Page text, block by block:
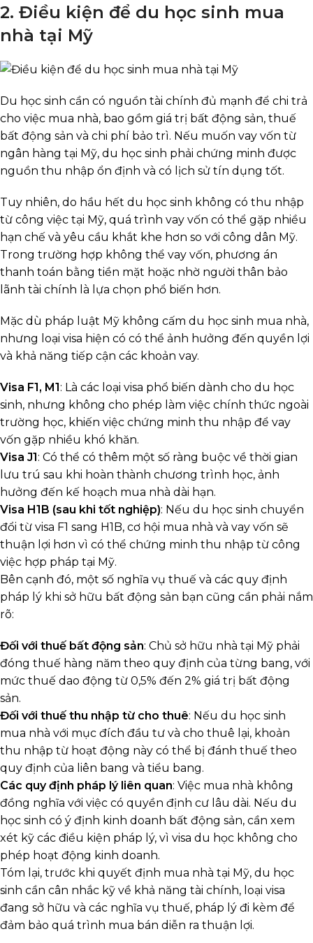
2. Điều kiện để du học sinh mua
nhà tại Mỹ
Du học sinh cần có nguồn tài chính đủ mạnh để chi trả
cho việc mua nhà, bao gồm giá trị bất động sản, thuế
bất động sản và chi phí bảo trì. Nếu muốn vay vốn từ
ngân hàng tại Mỹ, du học sinh phải chứng minh được
nguồn thu nhập ổn định và có lịch sử tín dụng tốt.
Tuy nhiên, do hầu hết du học sinh không có thu nhập
từ công việc tại Mỹ, quá trình vay vốn có thể gặp nhiều
hạn chế và yêu cầu khắt khe hơn so với công dân Mỹ.
Trong trường hợp không thể vay vốn, phương án
thanh toán bằng tiền mặt hoặc nhờ người thân bảo
lãnh tài chính là lựa chọn phổ biến hơn.
Mặc dù pháp luật Mỹ không cấm du học sinh mua nhà,
nhưng loại visa hiện có có thể ảnh hưởng đến quyền lợi
và khả năng tiếp cận các khoản vay.
Visa F1, M1: Là các loại visa phổ biến dành cho du học
sinh, nhưng không cho phép làm việc chính thức ngoài
trường học, khiến việc chứng minh thu nhập để vay
vốn gặp nhiều khó khăn.
Visa J1: Có thể có thêm một số ràng buộc về thời gian
lưu trú sau khi hoàn thành chương trình học, ảnh
hưởng đến kế hoạch mua nhà dài hạn.
Visa H1B (sau khi tốt nghiệp): Nếu du học sinh chuyển
đổi từ visa F1 sang H1B, cơ hội mua nhà và vay vốn sẽ
thuận lợi hơn vì có thể chứng minh thu nhập từ công
việc hợp pháp tại Mỹ.
Bên cạnh đó, một số nghĩa vụ thuế và các quy định
pháp lý khi sở hữu bất động sản bạn cũng cần phải nắm
rõ:
Đối với thuế bất động sản: Chủ sở hữu nhà tại Mỹ phải
đóng thuế hàng năm theo quy định của từng bang, với
mức thuế dao động từ 0,5% đến 2% giá trị bất động
sản.
Đối với thuế thu nhập từ cho thuê: Nếu du học sinh
mua nhà với mục đích đầu tư và cho thuê lại, khoản
thu nhập từ hoạt động này có thể bị đánh thuế theo
quy định của liên bang và tiểu bang.
Các quy định pháp lý liên quan: Việc mua nhà không
đồng nghĩa với việc có quyền định cư lâu dài. Nếu du
học sinh có ý định kinh doanh bất động sản, cần xem
xét kỹ các điều kiện pháp lý, vì visa du học không cho
phép hoạt động kinh doanh.
Tóm lại, trước khi quyết định mua nhà tại Mỹ, du học
sinh cần cân nhắc kỹ về khả năng tài chính, loại visa
đang sở hữu và các nghĩa vụ thuế, pháp lý đi kèm để
đảm bảo quá trình mua bán diễn ra thuận lợi.